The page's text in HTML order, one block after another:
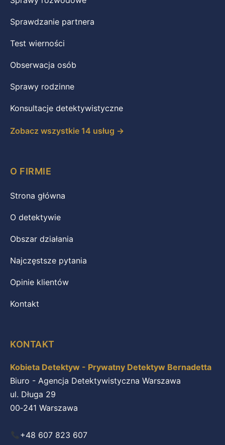
Sprawdzanie partnera
Test wierności
Obserwacja osób
Sprawy rodzinne
Konsultacje detektywistyczne
Zobacz wszystkie 14 usług →
O FIRMIE
Strona główna
O detektywie
Obszar działania
Najczęstsze pytania
Opinie klientów
Kontakt
KONTAKT
Kobieta Detektyw - Prywatny Detektyw Bernadetta
Biuro - Agencja Detektywistyczna Warszawa
ul. Długa 29
00‑241 Warszawa
+48 607 823 607